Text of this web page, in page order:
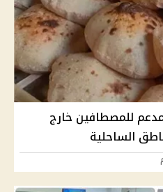
للمصطافين خارج
الساحلية